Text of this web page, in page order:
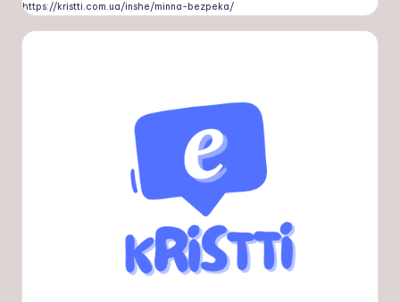
https://kristti.com.ua/inshe/minna-bezpeka/